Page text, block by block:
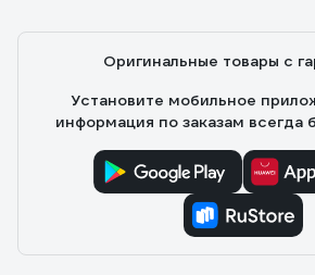
Оригинальные товары с
Установите мобильное
информация по заказам всегда